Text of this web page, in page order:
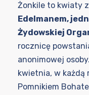
Żonkile to kwiaty
Edelmanem,
Żydowskiej
rocznicę
anonimowej
kwietnia, w każdą
Pomnikiem